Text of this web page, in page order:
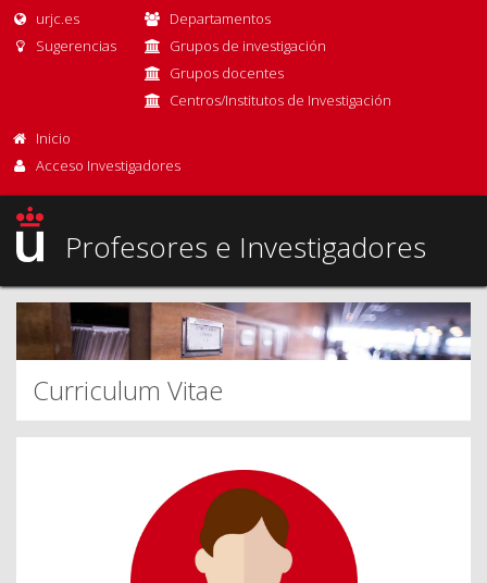
urjc.es
Sugerencias
Departamentos
Grupos de investigación
Grupos docentes
Centros/Institutos de Investigación
Inicio
Acceso Investigadores
Profesores e Investigadores
Curriculum Vitae